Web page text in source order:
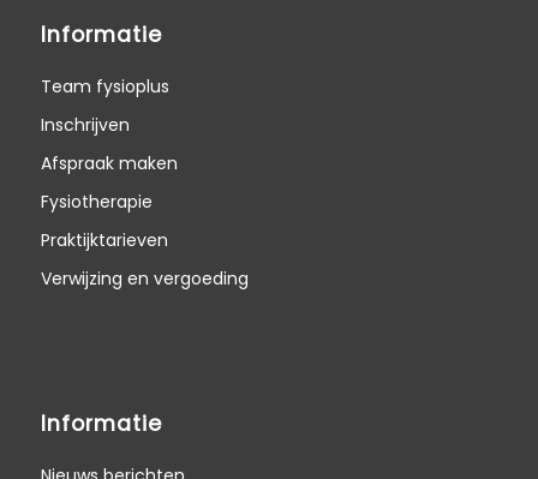
Informatie
Team fysioplus
Inschrijven
Afspraak maken
Fysiotherapie
Praktijktarieven
Verwijzing en vergoeding
Informatie